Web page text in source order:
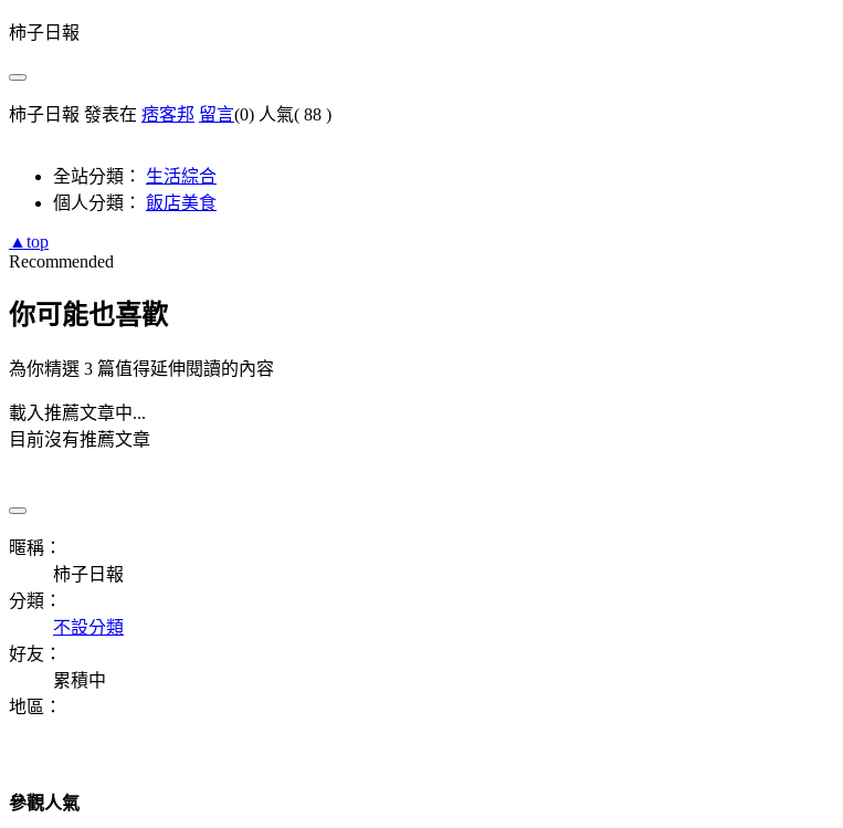
柿子日報
柿子日報 發表在 痞客邦 留言(0) 人氣( 88 )
全站分類： 生活綜合
個人分類： 飯店美食
▲top
Recommended
你可能也喜歡
為你精選 3 篇值得延伸閱讀的內容
載入推薦文章中...
目前沒有推薦文章
暱稱：
柿子日報
分類：
不設分類
好友：
累積中
地區：
參觀人氣